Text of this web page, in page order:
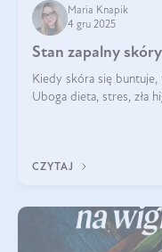
Maria Knapik
4 gru 2025
Stan zapalny
Kiedy skóra się
Uboga dieta, stres, zła
CZYTAJ